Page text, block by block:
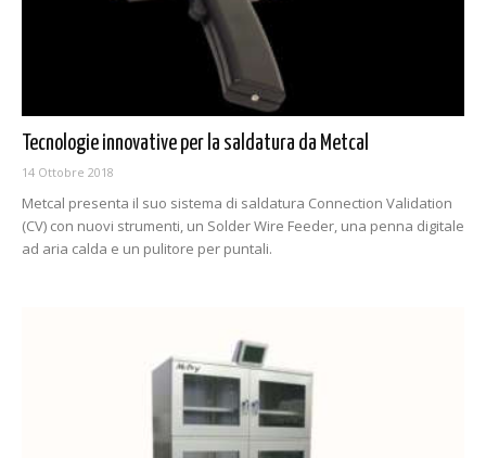
Tecnologie innovative per la saldatura da Metcal
14 Ottobre 2018
Metcal presenta il suo sistema di saldatura Connection Validation
(CV) con nuovi strumenti, un Solder Wire Feeder, una penna digitale
ad aria calda e un pulitore per puntali.